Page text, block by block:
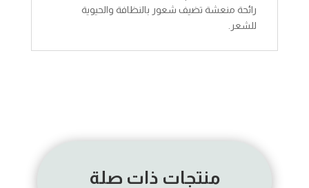
رائحة منعشة تضيف شعور بالنظافة والحيوية
للشعر.
منتجات ذات صلة